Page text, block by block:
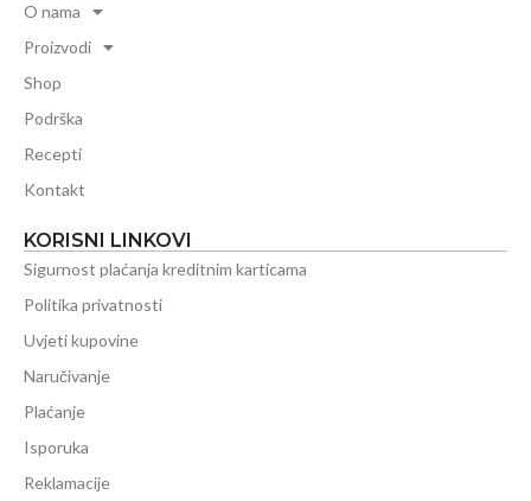
O nama
Proizvodi
Shop
Podrška
Recepti
Kontakt
KORISNI LINKOVI
Sigurnost plaćanja kreditnim karticama
Politika privatnosti
Uvjeti kupovine
Naručivanje
Plaćanje
Isporuka
Reklamacije